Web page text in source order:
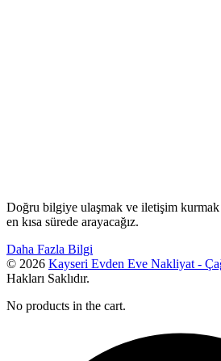
Doğru bilgiye ulaşmak ve iletişim
en kısa sürede arayacağız.
Daha Fazla Bilgi
© 2026 Kayseri Evden Eve Nakliyat -
Hakları Saklıdır.
No products in the cart.